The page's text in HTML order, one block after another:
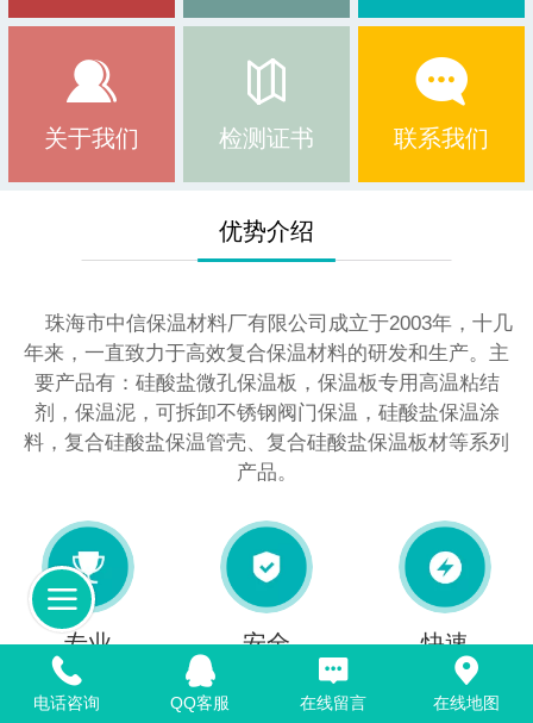
关于我们 检测证书 联系我们
优势介绍
珠海市中信保温材料厂有限公司成立于2003年，十几
年来，一直致力于高效复合保温材料的研发和生产。主
要产品有：硅酸盐微孔保温板，保温板专用高温粘结
剂，保温泥，可拆卸不锈钢阀门保温，硅酸盐保温涂
料，复合硅酸盐保温管壳、复合硅酸盐保温板材等系列
产品。
专业 安全 快速
电话咨询 QQ客服 在线留言 在线地图